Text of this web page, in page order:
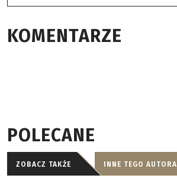
KOMENTARZE
POLECANE
ZOBACZ TAKŻE INNE TEGO AUTORA